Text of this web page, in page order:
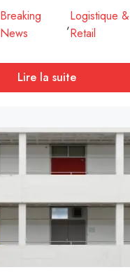
Breaking
News
,
Logistique &
Retail
Lire la suite